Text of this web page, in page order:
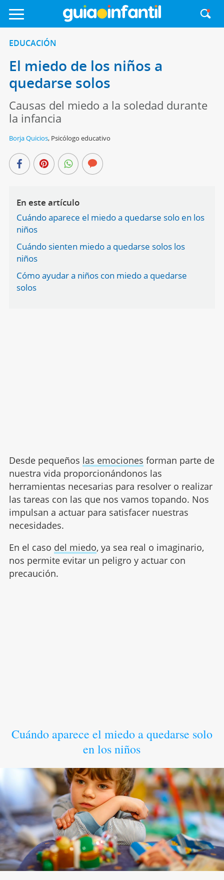
EDUCACIÓN
El miedo de los niños a
quedarse solos
Causas del miedo a la soledad durante
la infancia
Borja Quicios, Psicólogo educativo
En este artículo
Cuándo aparece el miedo a quedarse solo en los
niños
Cuándo sienten miedo a quedarse solos los
niños
Cómo ayudar a niños con miedo a quedarse
solos
Desde pequeños las emociones forman parte de
nuestra vida proporcionándonos las
herramientas necesarias para resolver o realizar
las tareas con las que nos vamos topando. Nos
impulsan a actuar para satisfacer nuestras
necesidades.
En el caso del miedo, ya sea real o imaginario,
nos permite evitar un peligro y actuar con
precaución.
Cuándo aparece el miedo a quedarse solo
en los niños